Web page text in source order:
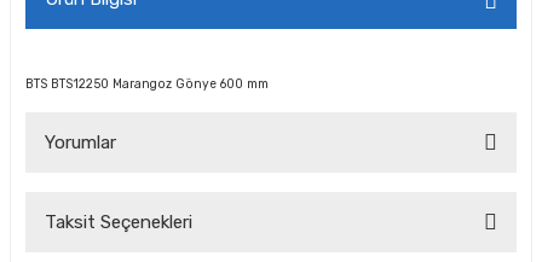
BTS BTS12250 Marangoz Gönye 600 mm
Yorumlar
Taksit Seçenekleri